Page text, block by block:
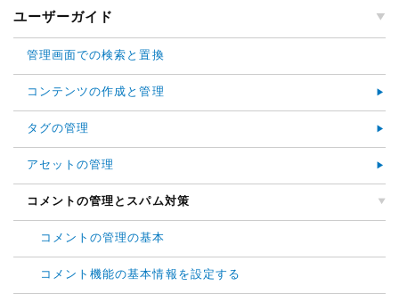
ユーザーガイド
管理画面での検索と置換
コンテンツの作成と管理
タグの管理
アセットの管理
コメントの管理とスパム対策
コメントの管理の基本
コメント機能の基本情報を設定する